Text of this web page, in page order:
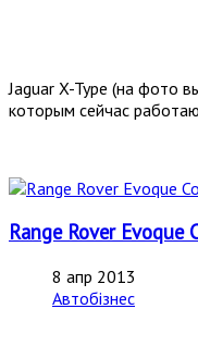
Jaguar X-Type (на фото
которым сейчас
Range Rover
8 апр 2013
Автобізнес